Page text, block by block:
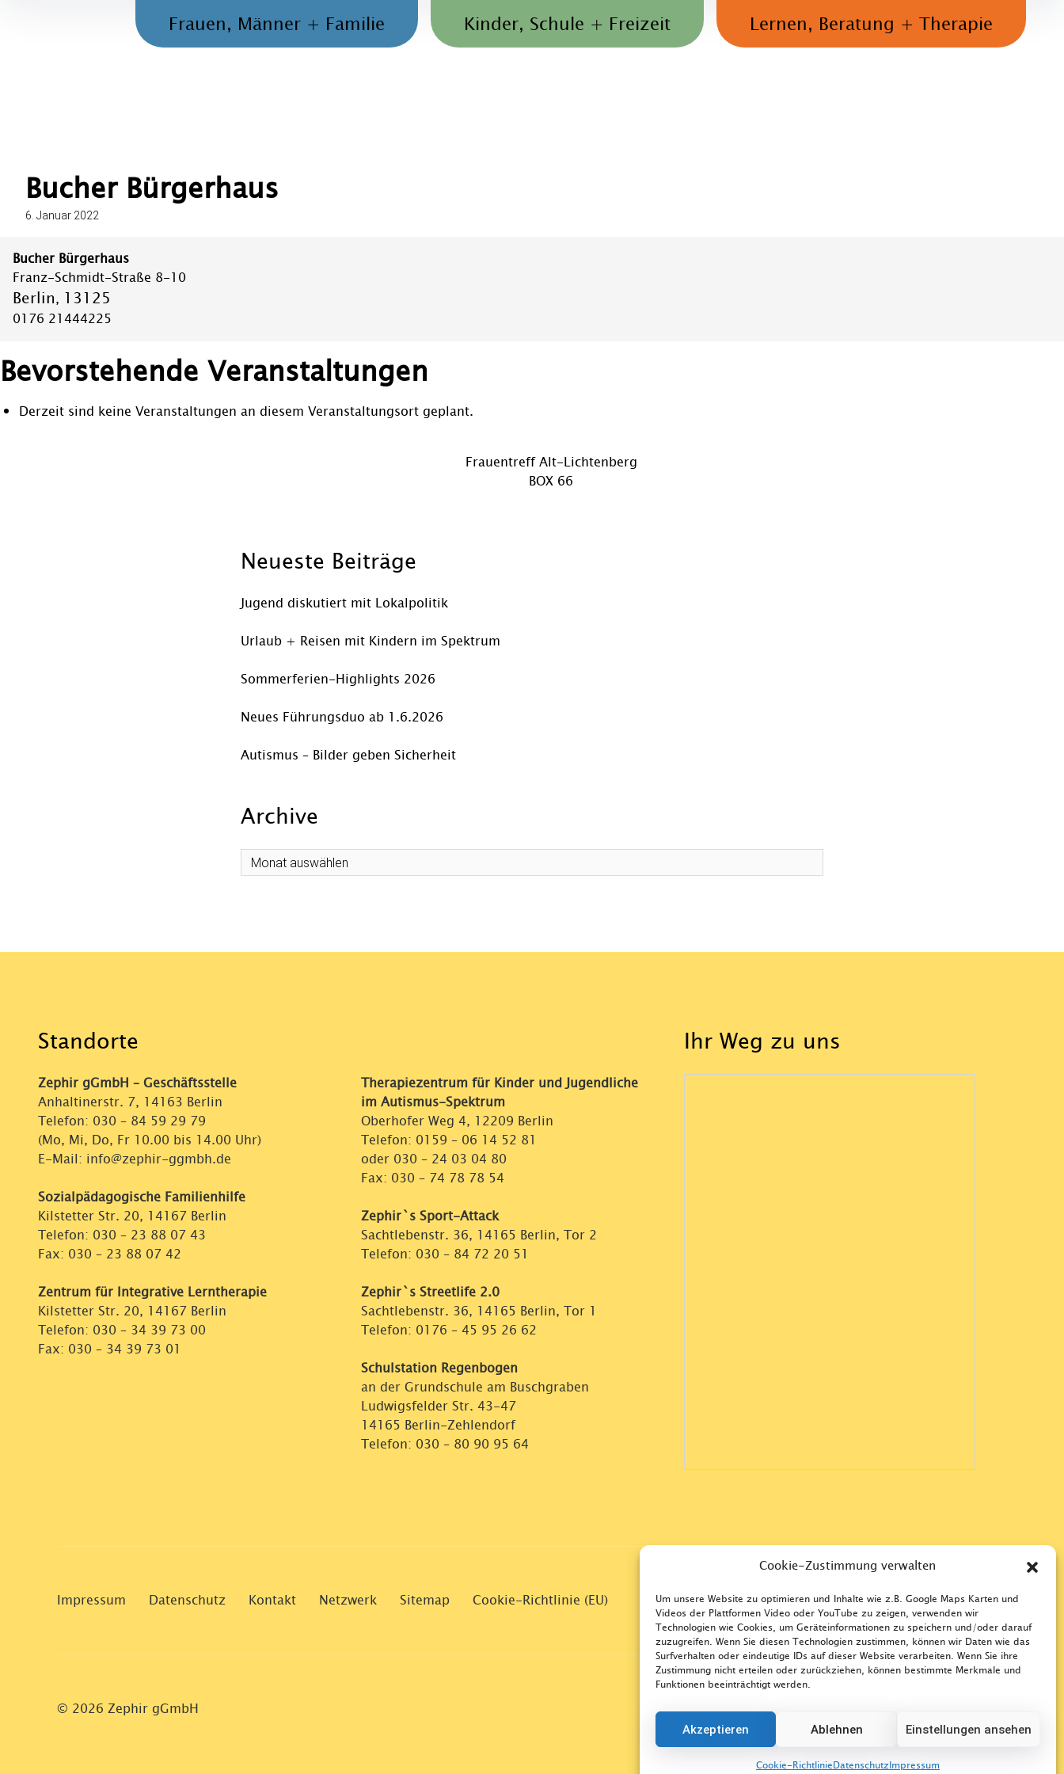
Cookie-Zustimmung verwalten
Um unsere Website zu optimieren und Inhalte wie z.B. Google Maps Karten und
Videos der Plattformen Video oder YouTube zu zeigen, verwenden wir
Technologien wie Cookies, um Geräteinformationen zu speichern und/oder darauf
zuzugreifen. Wenn Sie diesen Technologien zustimmen, können wir Daten wie das
Surfverhalten oder eindeutige IDs auf dieser Website verarbeiten. Wenn Sie ihre
Zustimmung nicht erteilen oder zurückziehen, können bestimmte Merkmale und
Funktionen beeinträchtigt werden.
Akzeptieren Ablehnen Einstellungen ansehen
Cookie-RichtlinieDatenschutzImpressum
Frauen, Männer + Familie Kinder, Schule + Freizeit Lernen, Beratung + Therapie
Bucher Bürgerhaus
6. Januar 2022
Bucher Bürgerhaus
Franz-Schmidt-Straße 8-10
Berlin, 13125
0176 21444225
Bevorstehende Veranstaltungen
Derzeit sind keine Veranstaltungen an diesem Veranstaltungsort geplant.
Vorheriger
Frauentreff Alt-Lichtenberg
Nächster
BOX 66
Neueste Beiträge
Jugend diskutiert mit Lokalpolitik
Urlaub + Reisen mit Kindern im Spektrum
Sommerferien-Highlights 2026
Neues Führungsduo ab 1.6.2026
Autismus – Bilder geben Sicherheit
Archive
Archive
Standorte
Zephir gGmbH – Geschäftsstelle
Anhaltinerstr. 7, 14163 Berlin
Telefon: 030 – 84 59 29 79
(Mo, Mi, Do, Fr 10.00 bis 14.00 Uhr)
E-Mail: info@zephir-ggmbh.de
Sozialpädagogische Familienhilfe
Kilstetter Str. 20, 14167 Berlin
Telefon: 030 – 23 88 07 43
Fax: 030 – 23 88 07 42
Zentrum für Integrative Lerntherapie
Kilstetter Str. 20, 14167 Berlin
Telefon: 030 – 34 39 73 00
Fax: 030 – 34 39 73 01
Therapiezentrum für Kinder und Jugendliche
im Autismus-Spektrum
Oberhofer Weg 4, 12209 Berlin
Telefon: 0159 – 06 14 52 81
oder 030 – 24 03 04 80
Fax: 030 – 74 78 78 54
Zephir`s Sport-Attack
Sachtlebenstr. 36, 14165 Berlin, Tor 2
Telefon: 030 – 84 72 20 51
Zephir`s Streetlife 2.0
Sachtlebenstr. 36, 14165 Berlin, Tor 1
Telefon: 0176 – 45 95 26 62
Schulstation Regenbogen
an der Grundschule am Buschgraben
Ludwigsfelder Str. 43-47
14165 Berlin-Zehlendorf
Telefon: 030 – 80 90 95 64
Ihr Weg zu uns
Impressum Datenschutz Kontakt Netzwerk Sitemap Cookie-Richtlinie (EU)
© 2026 Zephir gGmbH